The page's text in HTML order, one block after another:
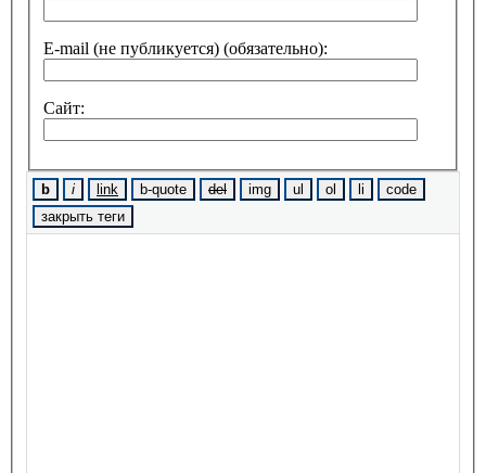
E-mail (не публикуется) (обязательно):
Сайт: